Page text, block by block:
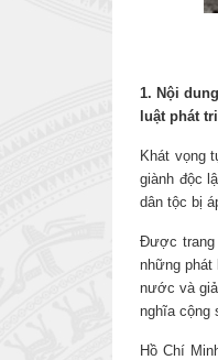
1. Nội
luật phát
Khát vọng
giành độc
dân tộc bị
Được trang
những
nước và
nghĩa cộng
Hồ Chí